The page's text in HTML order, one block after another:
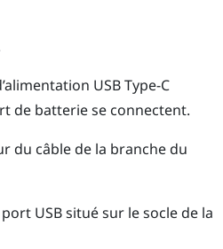
USB Type-C
de batterie se connectent.
du câble de la branche du
USB situé sur le socle de la